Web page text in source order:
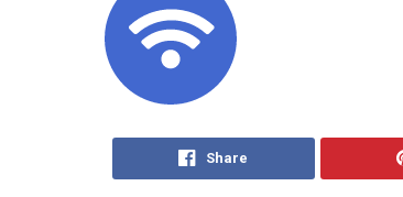
Share